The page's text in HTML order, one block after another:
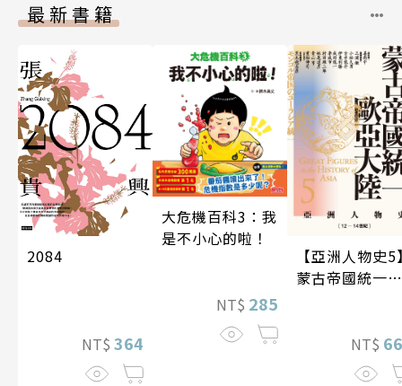
最新書籍
2084
NT$ 364
大危機百科3：我
是不小心的啦！
NT$ 285
【亞洲人物史5
蒙古帝國統一歐
NT$